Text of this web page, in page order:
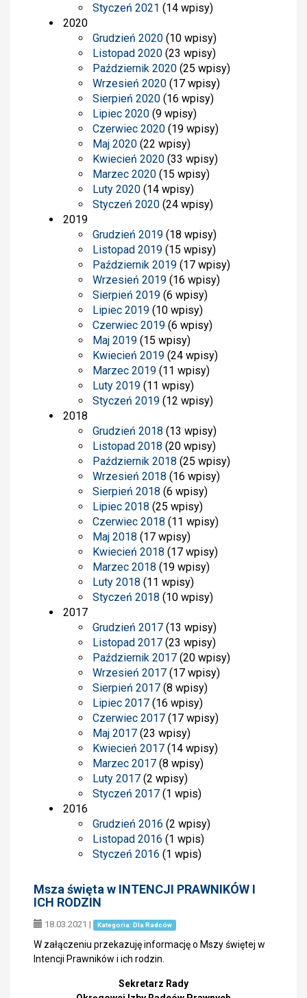
Styczeń 2021 (14 wpisy)
2020
Grudzień 2020 (10 wpisy)
Listopad 2020 (23 wpisy)
Październik 2020 (25 wpisy)
Wrzesień 2020 (17 wpisy)
Sierpień 2020 (16 wpisy)
Lipiec 2020 (9 wpisy)
Czerwiec 2020 (19 wpisy)
Maj 2020 (22 wpisy)
Kwiecień 2020 (33 wpisy)
Marzec 2020 (15 wpisy)
Luty 2020 (14 wpisy)
Styczeń 2020 (24 wpisy)
2019
Grudzień 2019 (18 wpisy)
Listopad 2019 (15 wpisy)
Październik 2019 (17 wpisy)
Wrzesień 2019 (16 wpisy)
Sierpień 2019 (6 wpisy)
Lipiec 2019 (10 wpisy)
Czerwiec 2019 (6 wpisy)
Maj 2019 (15 wpisy)
Kwiecień 2019 (24 wpisy)
Marzec 2019 (11 wpisy)
Luty 2019 (11 wpisy)
Styczeń 2019 (12 wpisy)
2018
Grudzień 2018 (13 wpisy)
Listopad 2018 (20 wpisy)
Październik 2018 (25 wpisy)
Wrzesień 2018 (16 wpisy)
Sierpień 2018 (6 wpisy)
Lipiec 2018 (25 wpisy)
Czerwiec 2018 (11 wpisy)
Maj 2018 (17 wpisy)
Kwiecień 2018 (17 wpisy)
Marzec 2018 (19 wpisy)
Luty 2018 (11 wpisy)
Styczeń 2018 (10 wpisy)
2017
Grudzień 2017 (13 wpisy)
Listopad 2017 (23 wpisy)
Październik 2017 (20 wpisy)
Wrzesień 2017 (17 wpisy)
Sierpień 2017 (8 wpisy)
Lipiec 2017 (16 wpisy)
Czerwiec 2017 (17 wpisy)
Maj 2017 (23 wpisy)
Kwiecień 2017 (14 wpisy)
Marzec 2017 (8 wpisy)
Luty 2017 (2 wpisy)
Styczeń 2017 (1 wpis)
2016
Grudzień 2016 (2 wpisy)
Listopad 2016 (1 wpis)
Styczeń 2016 (1 wpis)
Msza święta w INTENCJI PRAWNIKÓW I
ICH RODZIN
18.03.2021 | Kategoria: Dla Radców
W załączeniu przekazuję informację o Mszy świętej w
Intencji Prawników i ich rodzin.
Sekretarz Rady